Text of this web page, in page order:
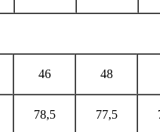
46 48
78,5 77,5